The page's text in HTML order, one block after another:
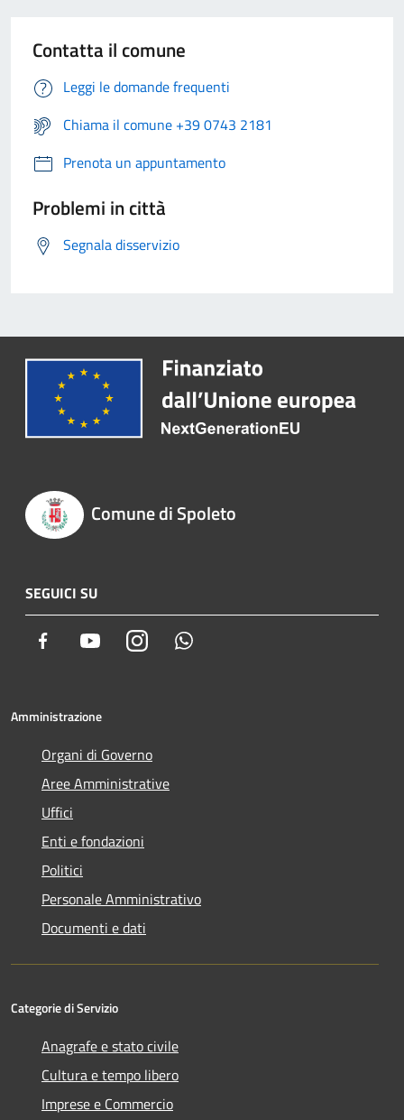
Contatta il comune
Leggi le domande frequenti
Chiama il comune +39 0743 2181
Prenota un appuntamento
Problemi in città
Segnala disservizio
Comune di Spoleto
SEGUICI SU
Facebook YoutubeInstagram
Amministrazione
Organi di Governo
Aree Amministrative
Uffici
Enti e fondazioni
Politici
Personale Amministrativo
Documenti e dati
Categorie di Servizio
Anagrafe e stato civile
Cultura e tempo libero
Imprese e Commercio